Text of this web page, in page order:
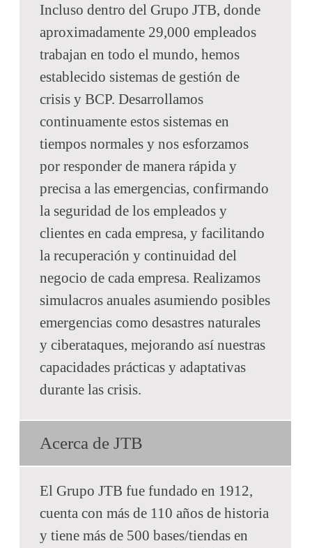
Incluso dentro del Grupo JTB, donde
aproximadamente 29,000 empleados
trabajan en todo el mundo, hemos
establecido sistemas de gestión de
crisis y BCP. Desarrollamos
continuamente estos sistemas en
tiempos normales y nos esforzamos
por responder de manera rápida y
precisa a las emergencias, confirmando
la seguridad de los empleados y
clientes en cada empresa, y facilitando
la recuperación y continuidad del
negocio de cada empresa. Realizamos
simulacros anuales asumiendo posibles
emergencias como desastres naturales
y ciberataques, mejorando así nuestras
capacidades prácticas y adaptativas
durante las crisis.
Acerca de JTB
El Grupo JTB fue fundado en 1912,
cuenta con más de 110 años de historia
y tiene más de 500 bases/tiendas en